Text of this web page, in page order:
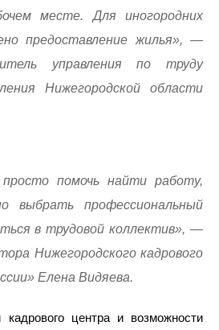
месте. Для иногородних
предоставление жилья», —
управления по труду
Нижегородской области
помочь найти работу,
выбрать профессиональный
в трудовой коллектив», —
Нижегородского кадрового
Елена Видяева.
центра и возможности